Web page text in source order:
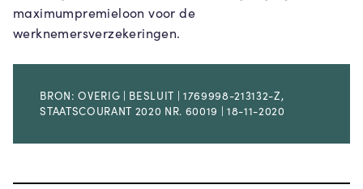
maximumpremieloon voor de
werknemersverzekeringen.
BRON: OVERIG | BESLUIT | 1769998-213132-Z,
STAATSCOURANT 2020 NR. 60019 | 18-11-2020